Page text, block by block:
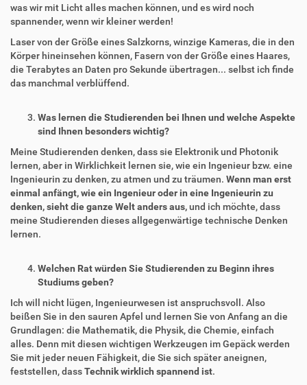
was wir mit Licht alles machen können, und es wird noch
spannender, wenn wir kleiner werden!
Laser von der Größe eines Salzkorns, winzige Kameras, die in den
Körper hineinsehen können, Fasern von der Größe eines Haares,
die Terabytes an Daten pro Sekunde übertragen... selbst ich finde
das manchmal verblüffend.
Was lernen die Studierenden bei Ihnen und welche Aspekte
sind Ihnen besonders wichtig?
Meine Studierenden denken, dass sie Elektronik und Photonik
lernen, aber in Wirklichkeit lernen sie, wie ein Ingenieur bzw. eine
Ingenieurin zu denken, zu atmen und zu träumen. Wenn man erst
einmal anfängt, wie ein Ingenieur oder in eine Ingenieurin zu
denken, sieht die ganze Welt anders aus,und ich möchte, dass
meine Studierenden dieses allgegenwärtige technische Denken
lernen.
Welchen Rat würden Sie Studierenden zu Beginn ihres
Studiums geben?
Ich will nicht lügen, Ingenieurwesen ist anspruchsvoll. Also
beißen Sie in den sauren Apfel und lernen Sie von Anfang an die
Grundlagen: die Mathematik, die Physik, die Chemie, einfach
alles. Denn mit diesen wichtigen Werkzeugen im Gepäck werden
Sie mit jeder neuen Fähigkeit, die Sie sich später aneignen,
feststellen, dassTechnik wirklich spannend ist.